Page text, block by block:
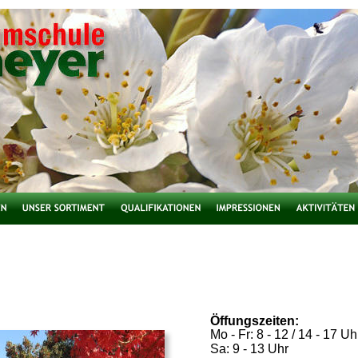
Öffungszeiten:
Mo - Fr: 8 - 12 / 14 - 17
Sa: 9 - 13 Uhr